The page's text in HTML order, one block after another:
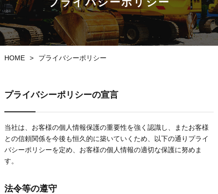
HOME プライバシーポリシー
プライバシーポリシーの宣言
当社は、お客様の個人情報保護の重要性を強く認識し、またお客様
との信頼関係を今後も恒久的に築いていくため、以下の通りプライ
バシーポリシーを定め、お客様の個人情報の適切な保護に努めま
す。
法令等の遵守